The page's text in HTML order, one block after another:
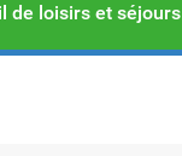
de loisirs et séjours